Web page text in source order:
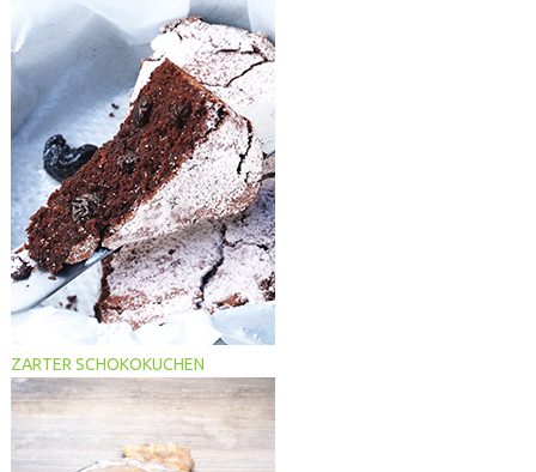
ZARTER SCHOKOKUCHEN